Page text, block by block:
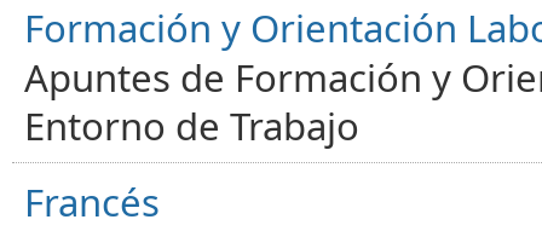
Formación y Orientación
Apuntes de Formación y
Entorno de Trabajo
Francés